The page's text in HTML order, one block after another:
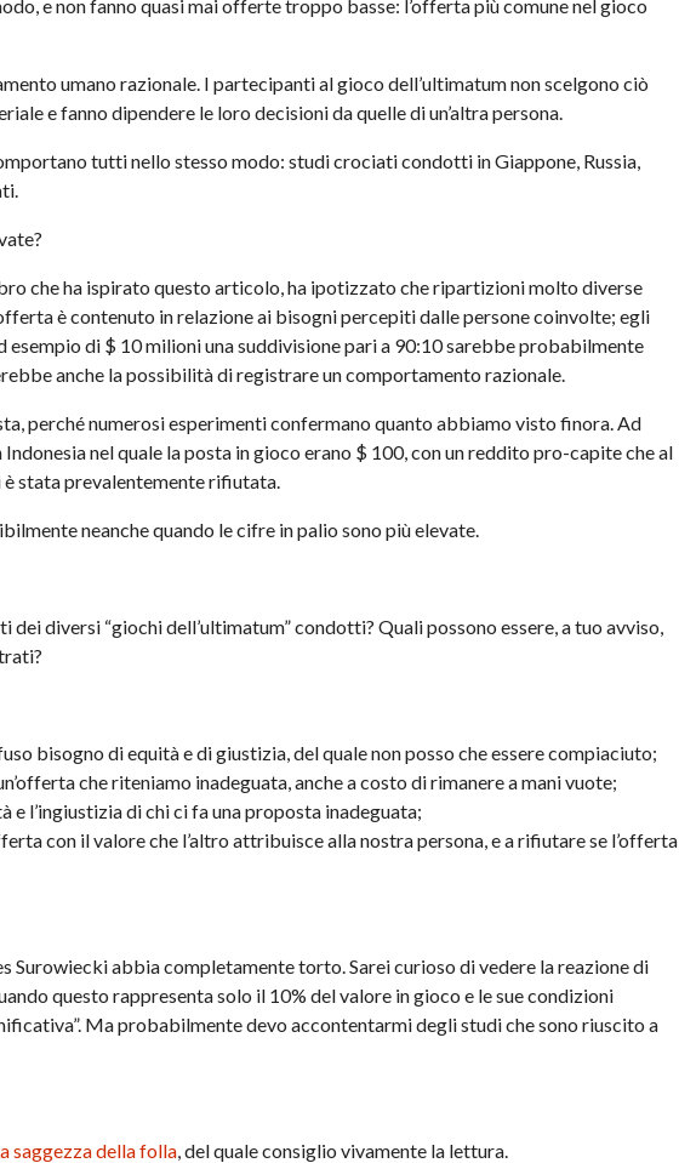
e non fanno quasi mai offerte troppo basse: l’offerta più comune nel gioco
umano razionale. I partecipanti al gioco dell’ultimatum non scelgono ciò
e fanno dipendere le loro decisioni da quelle di un’altra persona.
tutti nello stesso modo: studi crociati condotti in Giappone, Russia,
che ha ispirato questo articolo, ha ipotizzato che ripartizioni molto diverse
è contenuto in relazione ai bisogni percepiti dalle persone coinvolte; egli
esempio di $ 10 milioni una suddivisione pari a 90:10 sarebbe probabilmente
anche la possibilità di registrare un comportamento razionale.
perché numerosi esperimenti confermano quanto abbiamo visto finora. Ad
nel quale la posta in gioco erano $ 100, con un reddito pro-capite che al
stata prevalentemente rifiutata.
neanche quando le cifre in palio sono più elevate.
diversi “giochi dell’ultimatum” condotti? Quali possono essere, a tuo avviso,
bisogno di equità e di giustizia, del quale non posso che essere compiaciuto;
che riteniamo inadeguata, anche a costo di rimanere a mani vuote;
e l’ingiustizia di chi ci fa una proposta inadeguata;
con il valore che l’altro attribuisce alla nostra persona, e a rifiutare se l’offerta
Surowiecki abbia completamente torto. Sarei curioso di vedere la reazione di
questo rappresenta solo il 10% del valore in gioco e le sue condizioni
Ma probabilmente devo accontentarmi degli studi che sono riuscito a
saggezza della folla, del quale consiglio vivamente la lettura.